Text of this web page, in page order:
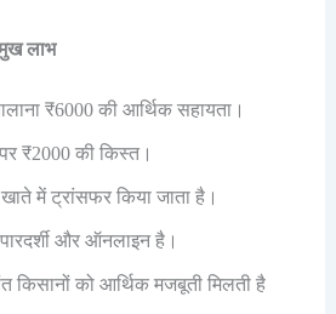
लाभ
₹6000 की आर्थिक सहायता।
₹2000 की किस्त।
में ट्रांसफर किया जाता है।
और ऑनलाइन है।
किसानों को आर्थिक मजबूती मिलती है